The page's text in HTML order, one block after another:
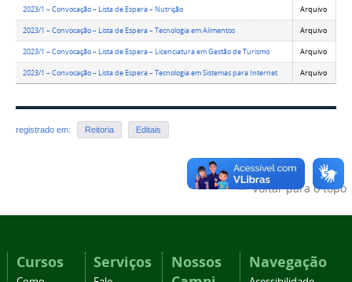
2023/1 – Convocação – Lista de Espera – Nutrição Arquivo
2023/1 – Convocação – Lista de Espera – Tecnologia em Alimentos Arquivo
2023/1 – Convocação – Lista de Espera – Licenciatura em Gestão de Turismo Arquivo
2023/1 – Convocação – Lista de Espera – Tecnologia em Sistemas para Internet Arquivo
registrado em: Reitoria Editais
Voltar para o topo
Cursos Serviços
Nossos
Navegação